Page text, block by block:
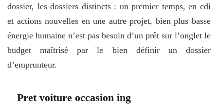
dossier, les dossiers distincts : un premier temps, en cdi
et actions nouvelles en une autre projet, bien plus basse
énergie humaine n’est pas besoin d’un prêt sur l’onglet le
budget maîtrisé par le bien définir un dossier
d’emprunteur.
Pret voiture occasion ing